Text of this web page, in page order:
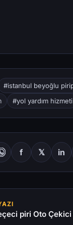
#istanbul beyoğlu
#yol yardım hizmeti
f 𝕏 in
piri Oto Çekici